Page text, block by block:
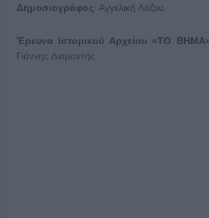
Δημοσιογράφος: Αγγελική Λάζου
Έρευνα Ιστορικού Αρχείου «ΤΟ
Γιάννης Διαμαντής